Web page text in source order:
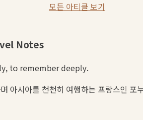
모든 아티클 보기
Notes
to remember deeply.
아시아를 천천히 여행하는 프랑스인